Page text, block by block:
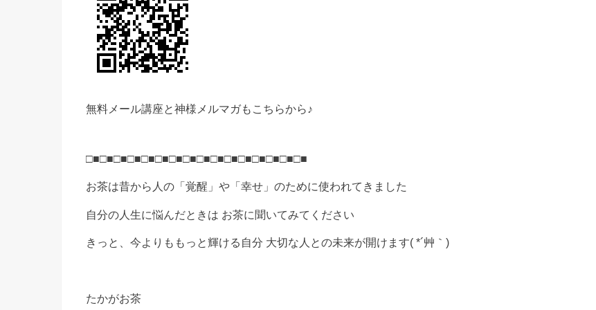
無料メール講座と神様メルマガもこちらから♪
□■□■□■□■□■□■□■□■□■□■□■□■□■□■□■□■
お茶は昔から人の「覚醒」や「幸せ」のために使われてきました
自分の人生に悩んだときは お茶に聞いてみてください
きっと、今よりももっと輝ける自分 大切な人との未来が開けます( *´艸｀)
たかがお茶